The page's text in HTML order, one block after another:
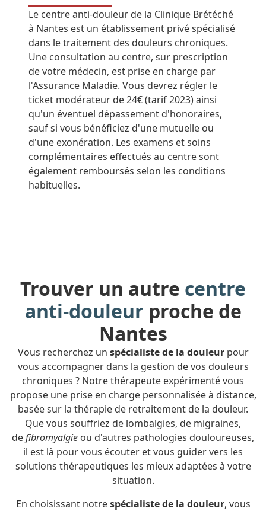
Le centre anti-douleur de la Clinique Brétéché
à Nantes est un établissement privé spécialisé
dans le traitement des douleurs chroniques.
Une consultation au centre, sur prescription
de votre médecin, est prise en charge par
l'Assurance Maladie. Vous devrez régler le
ticket modérateur de 24€ (tarif 2023) ainsi
qu'un éventuel dépassement d'honoraires,
sauf si vous bénéficiez d'une mutuelle ou
d'une exonération. Les examens et soins
complémentaires effectués au centre sont
également remboursés selon les conditions
habituelles.
Trouver un autre centre
anti-douleur proche de
Nantes
Vous recherchez un spécialiste de la douleurpour
vous accompagner dans la gestion de vos douleurs
chroniques ? Notre thérapeute expérimenté vous
propose une prise en charge personnalisée à distance,
basée sur la thérapie de retraitement de la douleur.
Que vous souffriez de lombalgies, de migraines,
defibromyalgie ou d'autres pathologies douloureuses,
il est là pour vous écouter et vous guider vers les
solutions thérapeutiques les mieux adaptées à votre
situation.
En choisissant notrespécialiste de la douleur, vous